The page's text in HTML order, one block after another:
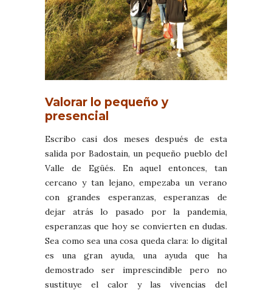
Valorar lo pequeño y
presencial
Escribo casi dos meses después de esta
salida por Badostain, un pequeño pueblo del
Valle de Egüés. En aquel entonces, tan
cercano y tan lejano, empezaba un verano
con grandes esperanzas, esperanzas de
dejar atrás lo pasado por la pandemia,
esperanzas que hoy se convierten en dudas.
Sea como sea una cosa queda clara: lo digital
es una gran ayuda, una ayuda que ha
demostrado ser imprescindible pero no
sustituye el calor y las vivencias del